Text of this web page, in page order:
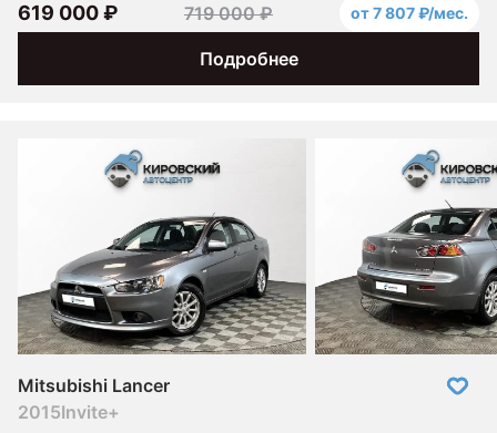
Подробнее
619 000 ₽ 719 000 ₽ от 7 807 ₽/мес.
Mitsubishi Lancer
2015Invite+